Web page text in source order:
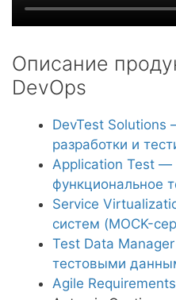
Описание
DevOps
DevTest Solutions
разработки и
Application Test —
функциональное
Service
систем (MOCK-
Test Data
тестовыми
Agile